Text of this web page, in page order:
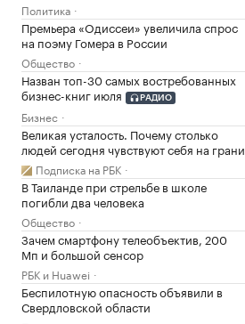
Политика
Премьера «Одиссеи» увеличила спрос
на поэму Гомера в России
Общество
Назван топ-30 самых востребованных
бизнес-книг июля
РАДИО
Бизнес
Великая усталость. Почему столько
людей сегодня чувствуют себя на грани
Подписка на РБК
В Таиланде при стрельбе в школе
погибли два человека
Общество
Зачем смартфону телеобъектив, 200
Мп и большой сенсор
РБК и Huawei
Беспилотную опасность объявили в
Свердловской области